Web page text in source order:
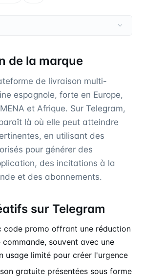
de la marque
de livraison multi-
espagnole, forte en Europe,
et Afrique. Sur Telegram,
là où elle peut atteindre
en utilisant des
pour générer des
des incitations à la
et des abonnements.
sur Telegram
code promo offrant une réduction
commande, souvent avec une
usage limité pour créer l'urgence
gratuite présentées sous forme